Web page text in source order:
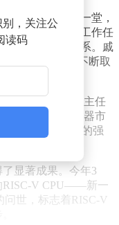
景的人们汇聚一堂，
能够高效完成工作任
家间的友好关系。戚
生，并且正在不断取
协RVEI战委会主任
构已在全球处理器市
了RISC-V架构的强
显著成果。今年3
RISC-V CPU——新一
问世，标志着RISC-V
，关注公
读码